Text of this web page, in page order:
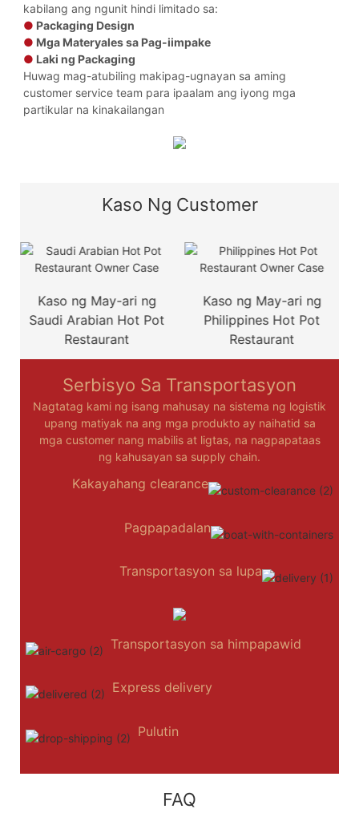
kabilang ang ngunit hindi limitado sa:
● Packaging Design
● Mga Materyales sa Pag-iimpake
● Laki ng Packaging
Huwag mag-atubiling makipag-ugnayan sa aming
customer service team para ipaalam ang iyong mga
partikular na kinakailangan
Kaso Ng Customer
Kaso ng May-ari ng
Saudi Arabian Hot Pot
Restaurant
Kaso ng May-ari ng
Philippines Hot Pot
Restaurant
Serbisyo Sa Transportasyon
Nagtatag kami ng isang mahusay na sistema ng logistik
upang matiyak na ang mga produkto ay naihatid sa
mga customer nang mabilis at ligtas, na nagpapataas
ng kahusayan sa supply chain.
Kakayahang clearance
Pagpapadalan
Transportasyon sa lupa
Transportasyon sa himpapawid
Express delivery
Pulutin
FAQ